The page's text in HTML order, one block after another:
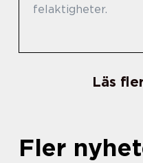
felaktigheter.
Läs
Fler